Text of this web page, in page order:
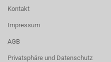
Kontakt
Impressum
AGB
Privatsphäre und Datenschutz